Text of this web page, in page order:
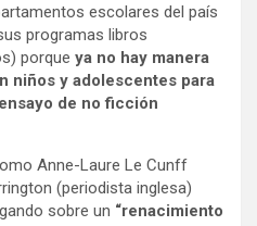
escolares del país
programas libros
porque ya no hay manera
niños y adolescentes para
de no ficción
Anne-Laure Le Cunff
(periodista inglesa)
sobre un “renacimiento